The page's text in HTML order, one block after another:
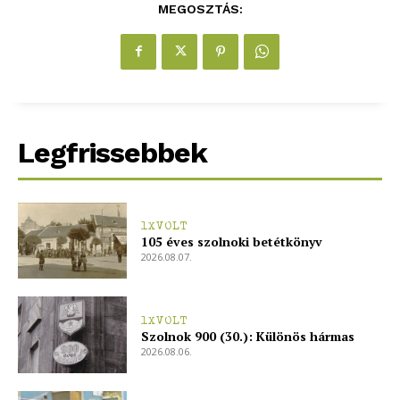
MEGOSZTÁS:
Legfrissebbek
1XVOLT
105 éves szolnoki betétkönyv
2026.08.07.
1XVOLT
Szolnok 900 (30.): Különös hármas
2026.08.06.